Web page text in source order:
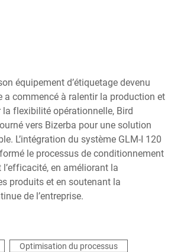
équipement d’étiquetage devenu
a commencé à ralentir la production et
la flexibilité opérationnelle, Bird
vers Bizerba pour une solution
L’intégration du système GLM-I 120
le processus de conditionnement
en améliorant la
produits et en soutenant la
de l’entreprise.
Optimisation du processus